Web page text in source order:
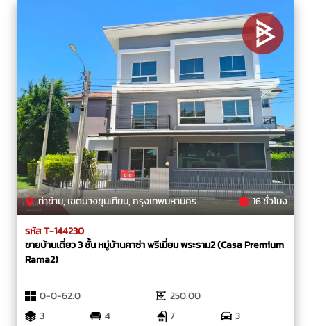
ท่าข้าม, เขตบางขุนเทียน, กรุงเทพมหานคร 16 ชั่วโมง
รหัส T-144230
ขายบ้านเดี่ยว 3 ชั้น หมู่บ้านคาซ่า พรีเมี่ยม พระราม2 (Casa Premium
Rama2)
0-0-62.0
250.00
3
4 7 3